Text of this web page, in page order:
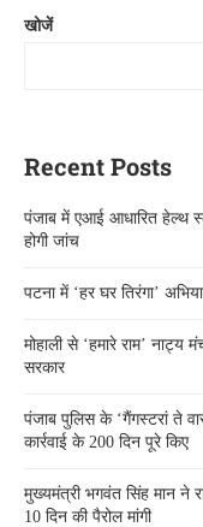
खोजें
Recent Posts
पंजाब में एआई आधारित हेल्थ
होगी जांच
पटना में ‘हर घर तिरंगा’
मोहाली से ‘हमारे राम’
सरकार
पंजाब पुलिस के ‘गैंगस्टरां ते
कार्रवाई के 200 दिन पूरे किए
मुख्यमंत्री भगवंत सिंह मान ने
10 दिन की पैरोल मांगी